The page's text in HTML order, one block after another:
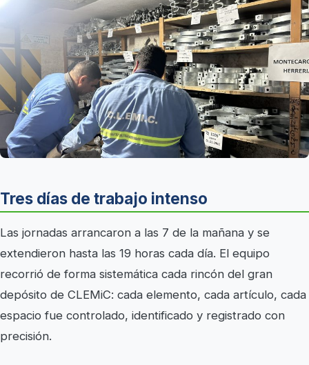
Tres días de trabajo intenso
Las jornadas arrancaron a las 7 de la mañana y se
extendieron hasta las 19 horas cada día. El equipo
recorrió de forma sistemática cada rincón del gran
depósito de CLEMiC: cada elemento, cada artículo, cada
espacio fue controlado, identificado y registrado con
precisión.